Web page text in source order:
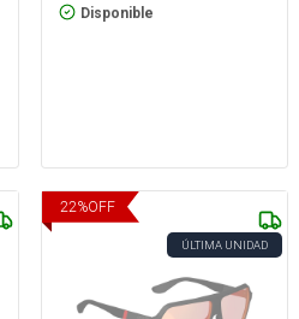
Disponible
22%OFF
ÚLTIMA UNIDAD